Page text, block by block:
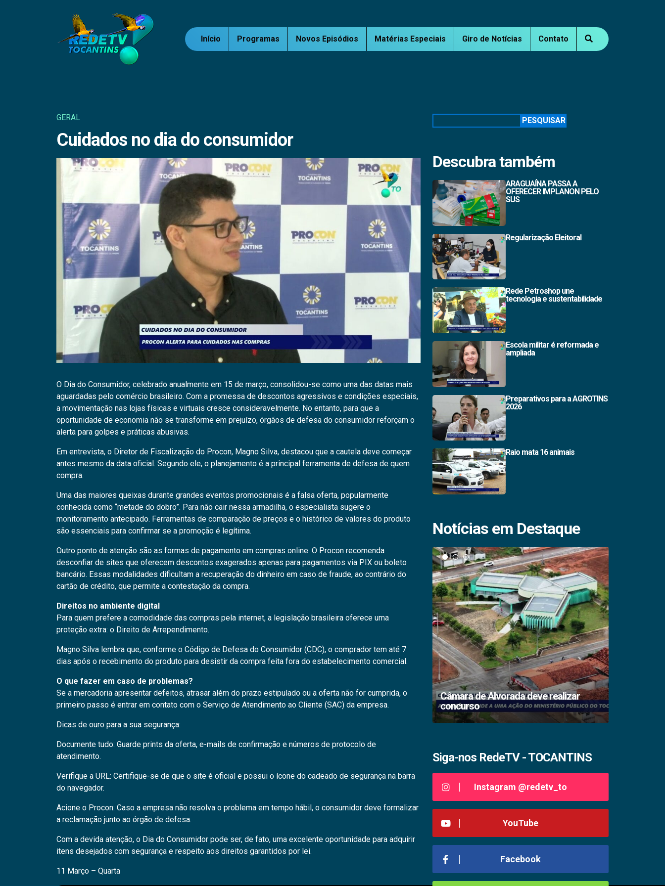
Início Programas Novos Episódios Matérias Especiais Giro de Notícias Contato
GERAL
Cuidados no dia do consumidor
O Dia do Consumidor, celebrado anualmente em 15 de março, consolidou-se como uma das datas mais
aguardadas pelo comércio brasileiro. Com a promessa de descontos agressivos e condições especiais,
a movimentação nas lojas físicas e virtuais cresce consideravelmente. No entanto, para que a
oportunidade de economia não se transforme em prejuízo, órgãos de defesa do consumidor reforçam o
alerta para golpes e práticas abusivas.
Em entrevista, o Diretor de Fiscalização do Procon, Magno Silva, destacou que a cautela deve começar
antes mesmo da data oficial. Segundo ele, o planejamento é a principal ferramenta de defesa de quem
compra.
Uma das maiores queixas durante grandes eventos promocionais é a falsa oferta, popularmente
conhecida como “metade do dobro”. Para não cair nessa armadilha, o especialista sugere o
monitoramento antecipado. Ferramentas de comparação de preços e o histórico de valores do produto
são essenciais para confirmar se a promoção é legítima.
Outro ponto de atenção são as formas de pagamento em compras online. O Procon recomenda
desconfiar de sites que oferecem descontos exagerados apenas para pagamentos via PIX ou boleto
bancário. Essas modalidades dificultam a recuperação do dinheiro em caso de fraude, ao contrário do
cartão de crédito, que permite a contestação da compra.
Direitos no ambiente digital
Para quem prefere a comodidade das compras pela internet, a legislação brasileira oferece uma
proteção extra: o Direito de Arrependimento.
Magno Silva lembra que, conforme o Código de Defesa do Consumidor (CDC), o comprador tem até 7
dias após o recebimento do produto para desistir da compra feita fora do estabelecimento comercial.
O que fazer em caso de problemas?
Se a mercadoria apresentar defeitos, atrasar além do prazo estipulado ou a oferta não for cumprida, o
primeiro passo é entrar em contato com o Serviço de Atendimento ao Cliente (SAC) da empresa.
Dicas de ouro para a sua segurança:
Documente tudo: Guarde prints da oferta, e-mails de confirmação e números de protocolo de
atendimento.
Verifique a URL: Certifique-se de que o site é oficial e possui o ícone do cadeado de segurança na barra
do navegador.
Acione o Procon: Caso a empresa não resolva o problema em tempo hábil, o consumidor deve formalizar
a reclamação junto ao órgão de defesa.
Com a devida atenção, o Dia do Consumidor pode ser, de fato, uma excelente oportunidade para adquirir
itens desejados com segurança e respeito aos direitos garantidos por lei.
11 Março – Quarta
PESQUISAR
Descubra também
ARAGUAÍNA PASSA A
OFERECER IMPLANON PELO
SUS
Regularização Eleitoral
Rede Petroshop une
tecnologia e sustentabilidade
Escola militar é reformada e
ampliada
Preparativos para a AGROTINS
2026
Raio mata 16 animais
Notícias em Destaque
Academia palmense de letras abre
inscrições
Câmara de Alvorada deve realizar
concurso
Siga-nos RedeTV - TOCANTINS
Instagram @redetv_to
YouTube
Facebook